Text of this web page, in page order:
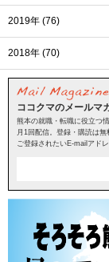
2019年 (76)
2018年 (70)
ココクマのメールマ
熊本の就職・転職に役立つ
月1回配信。登録・購読は無
ご登録されたいE-mailアド